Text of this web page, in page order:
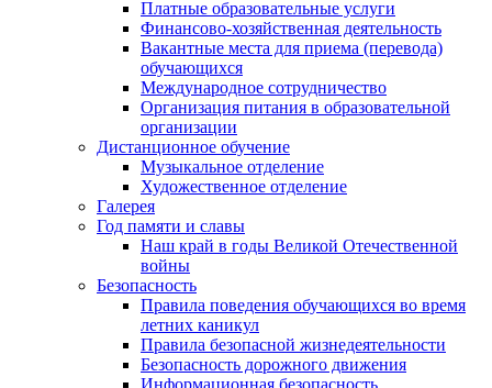
Платные образовательные услуги
Финансово-хозяйственная деятельность
Вакантные места для приема (перевода)
обучающихся
Международное сотрудничество
Организация питания в образовательной
организации
Дистанционное обучение
Музыкальное отделение
Художественное отделение
Галерея
Год памяти и славы
Наш край в годы Великой Отечественной
войны
Безопасность
Правила поведения обучающихся во время
летних каникул
Правила безопасной жизнедеятельности
Безопасность дорожного движения
Информационная безопасность